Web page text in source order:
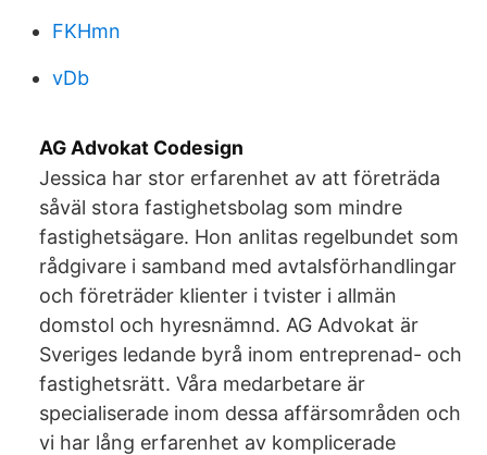
FKHmn
vDb
AG Advokat Codesign
Jessica har stor erfarenhet av att företräda
såväl stora fastighetsbolag som mindre
fastighetsägare. Hon anlitas regelbundet som
rådgivare i samband med avtalsförhandlingar
och företräder klienter i tvister i allmän
domstol och hyresnämnd. AG Advokat är
Sveriges ledande byrå inom entreprenad- och
fastighetsrätt. Våra medarbetare är
specialiserade inom dessa affärsområden och
vi har lång erfarenhet av komplicerade